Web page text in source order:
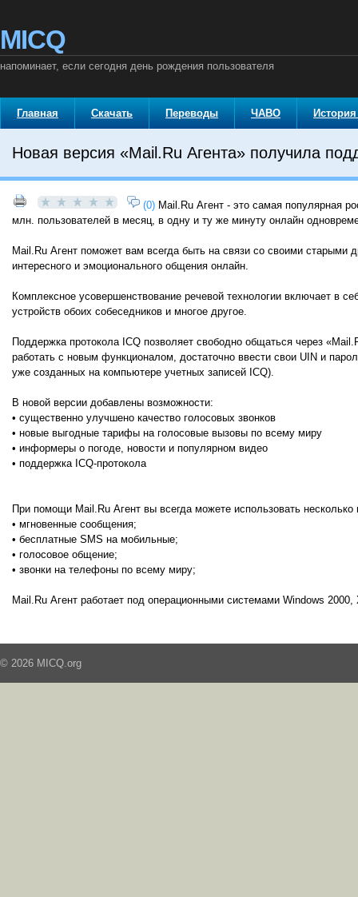
MICQ
напоминает, если сегодня день рождения пользователя
Главная Скачать Переводы ЧАВО
Новая версия «Mail.Ru Агента» получила
(0) Mail.Ru Агент - это самая популярная
млн. пользователей в месяц, в одну и ту же минуту онлайн
Mail.Ru Агент поможет вам всегда быть на связи со своими старыми
интересного и эмоционального общения онлайн.
Комплексное усовершенствование речевой технологии включает в
устройств обоих собеседников и многое другое.
Поддержка протокола ICQ позволяет свободно общаться через
работать с новым функционалом, достаточно ввести свои UIN и
уже созданных на компьютере учетных записей ICQ).
В новой версии добавлены возможности:
• существенно улучшено качество голосовых звонков
• новые выгодные тарифы на голосовые вызовы по всему миру
• информеры о погоде, новости и популярном видео
• поддержка ICQ-протокола
При помощи Mail.Ru Агент вы всегда можете использовать несколько
• мгновенные сообщения;
• бесплатные SMS на мобильные;
• голосовое общение;
• звонки на телефоны по всему миру;
Mail.Ru Агент работает под операционными системами Windows
© 2026 MICQ.org